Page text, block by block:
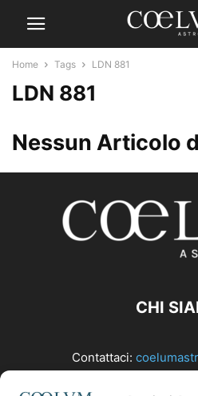
Home Tags LDN 881
LDN 881
Nessun Articolo
CHI
Contattaci: